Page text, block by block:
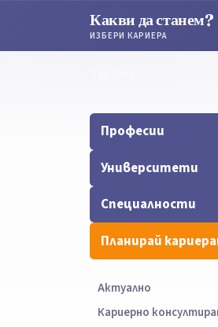
Какви да станем?
ИЗБЕРИ КАРИЕРА
Професии
Университети
Специалности
Планирай
Актуално
Кариерно